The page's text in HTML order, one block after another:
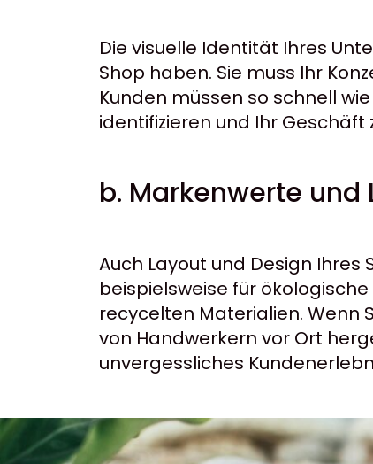
Die visuelle Identität Ihres
Shop haben. Sie muss Ihr
Kunden müssen so schnell
identifizieren und Ihr Geschäft
b. Markenwerte und
Auch Layout und Design Ihres
beispielsweise für
recycelten Materialien. Wenn
von Handwerkern vor Ort
unvergessliches